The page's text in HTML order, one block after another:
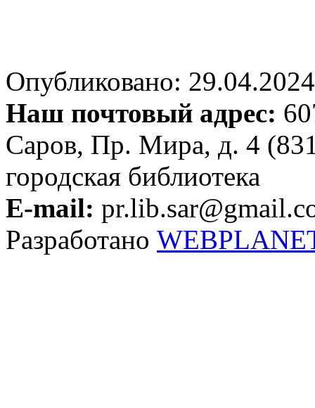
Опубликовано:
Наш почтовый адрес:
Саров, Пр. Мира, д. 4
городская библиотека
E-mail:
Разработано